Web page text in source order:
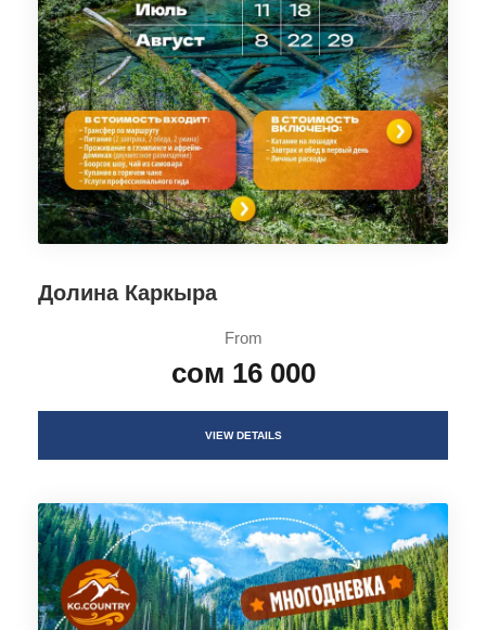
Долина Каркыра
From
сом 16 000
VIEW DETAILS